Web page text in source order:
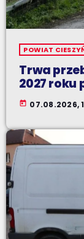
POWIAT
Trwa
2027 roku
today 07.08.2026,